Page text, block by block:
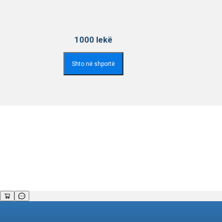
1000 lekë
Shto në shportë